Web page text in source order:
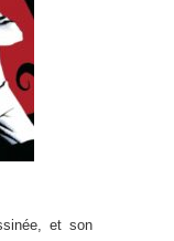
et son